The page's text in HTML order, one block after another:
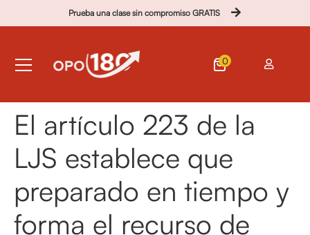
Prueba una clase sin compromiso GRATIS
0
El artículo 223 de la
LJS establece que
preparado en tiempo y
forma el recurso de